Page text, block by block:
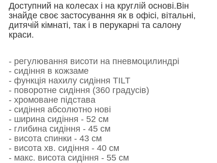
Доступний на колесах і на круглій основі.Він
знайде своє застосування як в офісі, вітальні,
дитячій кімнаті, так і в перукарні та салону
краси.
- регулювання висоти на пневмоцилиндрі
- сидіння в кожзаме
- функція нахилу сидіння TILT
- поворотне сидіння (360 градусів)
- хромоване підстава
- сидіння абсолютно нові
- ширина сидіння - 52 см
- глибина сидіння - 45 см
- висота спинки - 43 см
- висота хв. сидіння - 40 см
- макс. висота сидіння - 55 см